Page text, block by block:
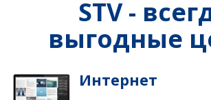
STV -
выгодные
Интернет